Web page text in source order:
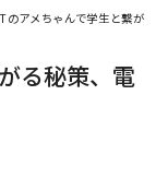
のアメちゃんで学生と繋がる
る秘策、電